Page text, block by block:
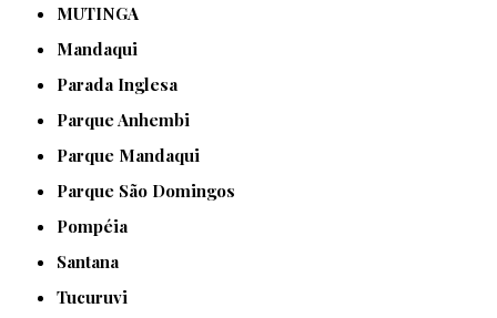
MUTINGA
Mandaqui
Parada Inglesa
Parque Anhembi
Parque Mandaqui
Parque São Domingos
Pompéia
Santana
Tucuruvi